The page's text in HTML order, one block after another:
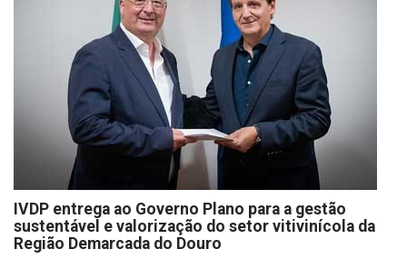
IVDP entrega ao Governo Plano para a gestão
sustentável e valorização do setor vitivinícola da
Região Demarcada do Douro